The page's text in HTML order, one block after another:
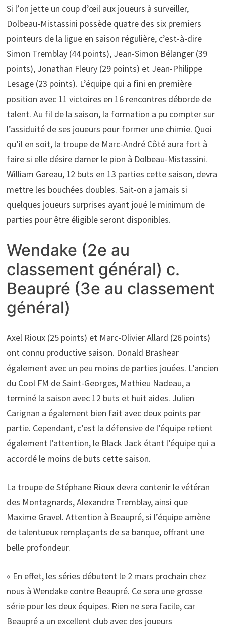
Si l’on jette un coup d’œil aux joueurs à surveiller,
Dolbeau-Mistassini possède quatre des six premiers
pointeurs de la ligue en saison régulière, c’est-à-dire
Simon Tremblay (44 points), Jean-Simon Bélanger (39
points), Jonathan Fleury (29 points) et Jean-Philippe
Lesage (23 points). L’équipe qui a fini en première
position avec 11 victoires en 16 rencontres déborde de
talent. Au fil de la saison, la formation a pu compter sur
l’assiduité de ses joueurs pour former une chimie. Quoi
qu’il en soit, la troupe de Marc-André Côté aura fort à
faire si elle désire damer le pion à Dolbeau-Mistassini.
William Gareau, 12 buts en 13 parties cette saison, devra
mettre les bouchées doubles. Sait-on a jamais si
quelques joueurs surprises ayant joué le minimum de
parties pour être éligible seront disponibles.
Wendake (2e au
classement général) c.
Beaupré (3e au classement
général)
Axel Rioux (25 points) et Marc-Olivier Allard (26 points)
ont connu productive saison. Donald Brashear
également avec un peu moins de parties jouées. L’ancien
du Cool FM de Saint-Georges, Mathieu Nadeau, a
terminé la saison avec 12 buts et huit aides. Julien
Carignan a également bien fait avec deux points par
partie. Cependant, c’est la défensive de l’équipe retient
également l’attention, le Black Jack étant l’équipe qui a
accordé le moins de buts cette saison.
La troupe de Stéphane Rioux devra contenir le vétéran
des Montagnards, Alexandre Tremblay, ainsi que
Maxime Gravel. Attention à Beaupré, si l’équipe amène
de talentueux remplaçants de sa banque, offrant une
belle profondeur.
« En effet, les séries débutent le 2 mars prochain chez
nous à Wendake contre Beaupré. Ce sera une grosse
série pour les deux équipes. Rien ne sera facile, car
Beaupré a un excellent club avec des joueurs